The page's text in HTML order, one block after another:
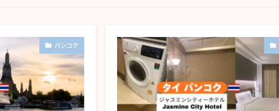
バンコク